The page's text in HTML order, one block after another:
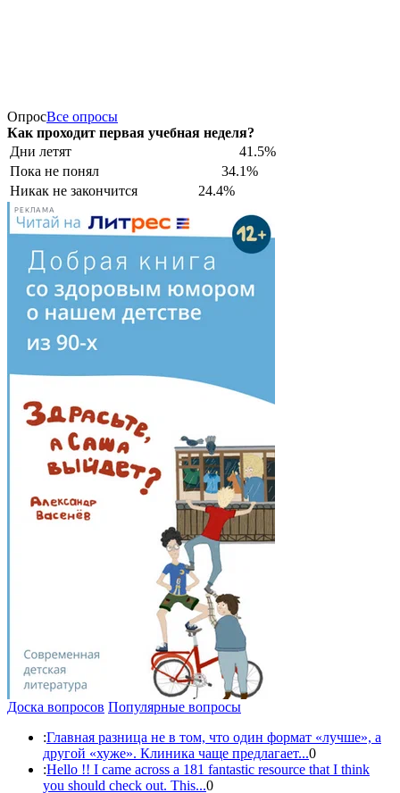
ОпросВсе опросы
Как проходит первая учебная неделя?
Дни летят
41.5%
Пока не понял
34.1%
Никак не закончится
24.4%
РЕКЛАМА
Доска вопросов Популярные вопросы
:Главная разница не в том, что один формат «лучше», а
другой «хуже». Клиника чаще предлагает...0
:Hello !! I came across a 181 fantastic resource that I think
you should check out. This...0